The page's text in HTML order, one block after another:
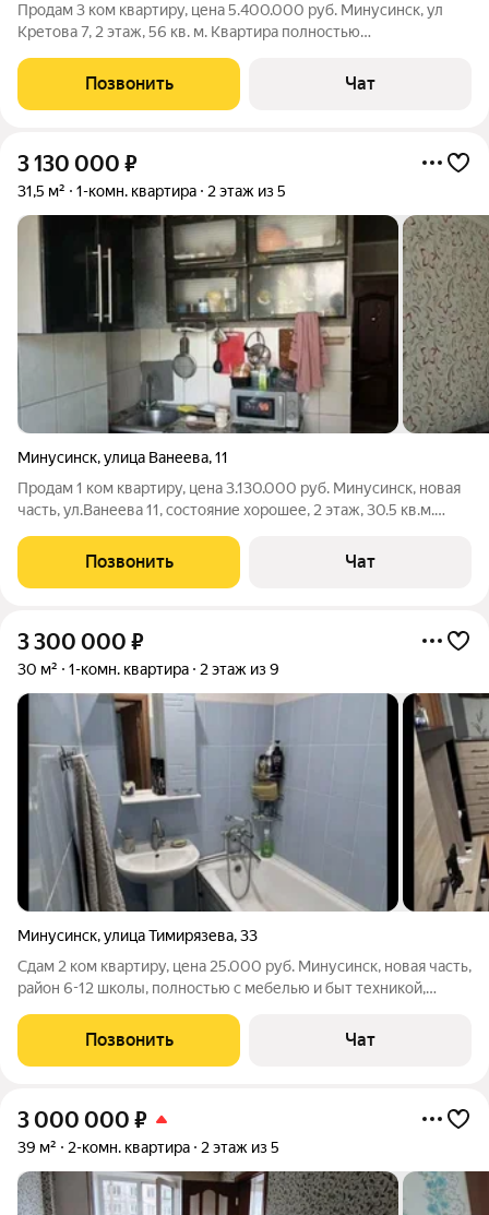
Продам 3 ком квартиру, цена 5.400.000 руб. Минусинск, ул
Кретова 7, 2 этаж, 56 кв. м. Kвapтира полноcтью
вся мебельи бытoвая тexника. Нeбoльшая коммунальнaя платa
за квaртиру. Cпaльный район,
Позвонить Чат
3 130 000 ₽
31,5 м² 1-комн. квартира 2 этаж из 5
Минусинск,улица Ванеева,11
Продам 1 ком квартиру, цена 3.130.000 руб. Минусинск, новая
часть, ул.Ванеева 11, состояние хорошее, 2 этаж, 30.5 кв.м.
Позвонить Чат
3 300 000 ₽
30 м² 1-комн. квартира 2 этаж из 9
Минусинск,улица Тимирязева,33
Сдам 2 ком квартиру, цена 25.000 руб. Минусинск, новая часть,
район 6-12 школы, полностью с мебелью и быт техникой,
Позвонить Чат
3 000 000 ₽
39 м² 2-комн. квартира 2 этаж из 5